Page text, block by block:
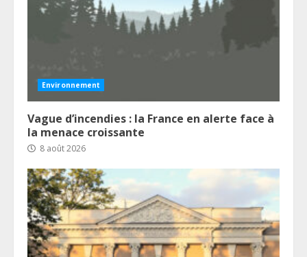
Environnement
Vague d’incendies : la France en alerte face à
la menace croissante
8 août 2026